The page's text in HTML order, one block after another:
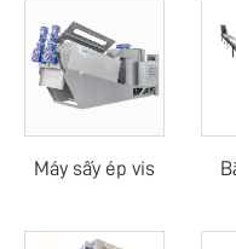
Máy sấy ép vis